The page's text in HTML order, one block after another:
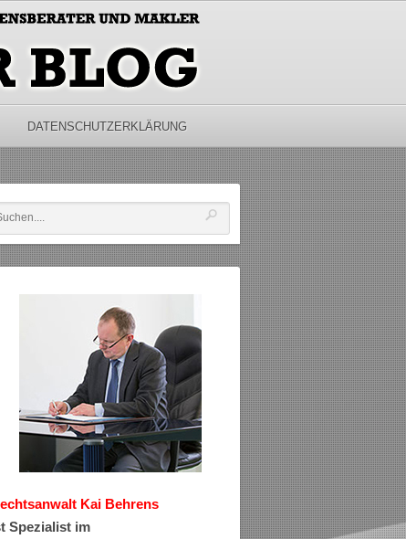
DATENSCHUTZERKLÄRUNG
lt Kai Behrens
Spezialist im